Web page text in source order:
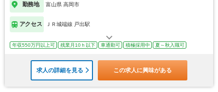
勤務地 富山県 高岡市
アクセス ＪＲ城端線 戸出駅
年収550万円以上可 残業月10ｈ以下 車通勤可 積極採用中 夏～秋入職可
求人の詳細を見る この求人に興味がある